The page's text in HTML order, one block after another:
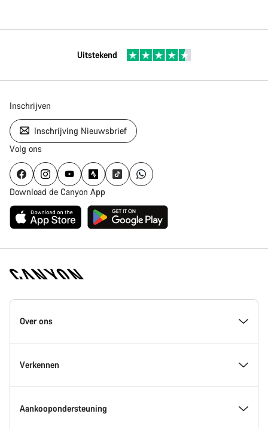
Uitstekend
Inschrijven
Inschrijving Nieuwsbrief
Volg ons
Download de Canyon App
Canyon
Homepage
Over ons
Inside Canyon
Innovatie bij Canyon
Verkennen
Evenementen
Aankoopondersteuning